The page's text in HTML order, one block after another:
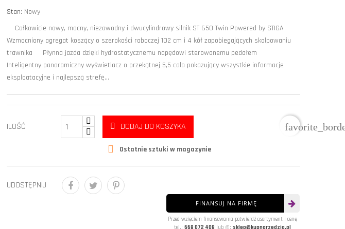
Stan: Nowy
Całkowicie nowy, mocny, niezawodny i dwucylindrowy silnik ST 650 Twin Powered by STIGA
Wzmocniony agregat koszący o szerokości roboczej 102 cm i 4 kół zapobiegających skalpowaniu
trawnika Płynna jazda dzięki hydrostatycznemu napędowi sterowanemu pedałem
Inteligentny panoramiczny wyświetlacz o przekątnej 5,5 cala pokazujący wszystkie informacje
eksploatacyjne i najlepszą strefę...
ILOŚĆ DODAJ DO KOSZYKA
 Ostatnie sztuki w magazynie
UDOSTĘPNIJ
FINANSUJ NA FIRMĘ
Przed wzięciem finansowania potwierdź asortyment i cenę
tel.: 668 072 408 lub @: sklep@kupnarzedzia.pl